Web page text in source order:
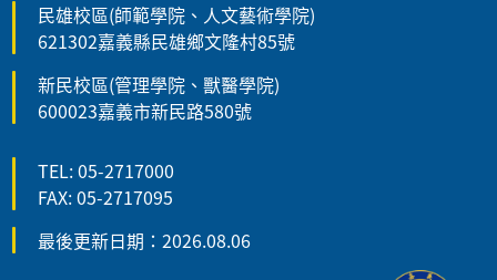
民雄校區(師範學院、人文藝術學院)
621302嘉義縣民雄鄉文隆村85號
新民校區(管理學院、獸醫學院)
600023嘉義市新民路580號
TEL: 05-2717000
FAX: 05-2717095
最後更新日期：2026.08.06